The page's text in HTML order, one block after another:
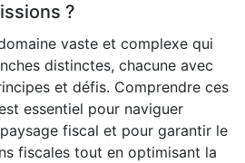
?
vaste et complexe qui
distinctes, chacune avec
et défis. Comprendre ces
essentiel pour naviguer
fiscal et pour garantir le
fiscales tout en optimisant la